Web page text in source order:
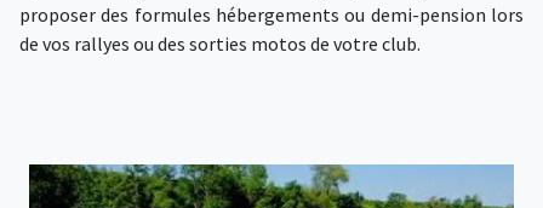
proposer des formules hébergements ou demi-pension lors
de vos rallyes ou des sorties motos de votre club.